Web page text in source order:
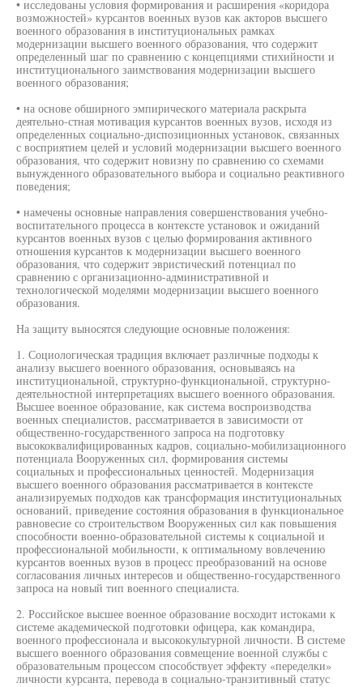
• исследованы условия формирования и расширения «коридора
возможностей» курсантов военных вузов как акторов высшего
военного образования в институциональных рамках
модернизации высшего военного образования, что содержит
определенный шаг по сравнению с концепциями стихийности и
институционального заимствования модернизации высшего
военного образования;
• на основе обширного эмпирического материала раскрыта
деятельно-стная мотивация курсантов военных вузов, исходя из
определенных социально-диспозиционных установок, связанных
с восприятием целей и условий модернизации высшего военного
образования, что содержит новизну по сравнению со схемами
вынужденного образовательного выбора и социально реактивного
поведения;
• намечены основные направления совершенствования учебно-
воспитательного процесса в контексте установок и ожиданий
курсантов военных вузов с целью формирования активного
отношения курсантов к модернизации высшего военного
образования, что содержит эвристический потенциал по
сравнению с организационно-административной и
технологической моделями модернизации высшего военного
образования.
На защиту выносятся следующие основные положения:
1. Социологическая традиция включает различные подходы к
анализу высшего военного образования, основываясь на
институциональной, структурно-функциональной, структурно-
деятельностной интерпретациях высшего военного образования.
Высшее военное образование, как система воспроизводства
военных специалистов, рассматривается в зависимости от
общественно-государственного запроса на подготовку
высококвалифицированных кадров, социально-мобилизационного
потенциала Вооруженных сил, формирования системы
социальных и профессиональных ценностей. Модернизация
высшего военного образования рассматривается в контексте
анализируемых подходов как трансформация институциональных
оснований, приведение состояния образования в функциональное
равновесие со строительством Вооруженных сил как повышения
способности военно-образовательной системы к социальной и
профессиональной мобильности, к оптимальному вовлечению
курсантов военных вузов в процесс преобразований на основе
согласования личных интересов и общественно-государственного
запроса на новый тип военного специалиста.
2. Российское высшее военное образование восходит истоками к
системе академической подготовки офицера, как командира,
военного профессионала и высококультурной личности. В системе
высшего военного образования совмещение военной службы с
образовательным процессом способствует эффекту «переделки»
личности курсанта, перевода в социально-транзитивный статус